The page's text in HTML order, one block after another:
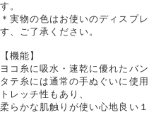
す。
＊実物の色はお使いのディスプ
す、ご了承ください。
【機能】
ヨコ糸に吸水・速乾に優れたバ
タテ糸には通常の手ぬぐいに使
トレッチ性もあり、
柔らかな肌触りが使い心地良い